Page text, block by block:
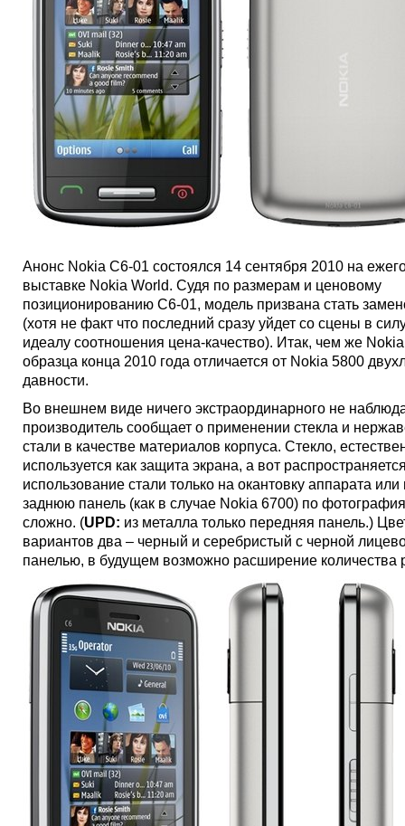
Анонс Nokia C6-01 состоялся 14 сентября 2010 на
выставке Nokia World. Судя по размерам и ценовому
позиционированию C6-01, модель призвана стать
(хотя не факт что последний сразу уйдет со сцены в
идеалу соотношения цена-качество). Итак, чем же
образца конца 2010 года отличается от Nokia 5800
давности.
Во внешнем виде ничего экстраординарного не
производитель сообщает о применении стекла и
стали в качестве материалов корпуса. Стекло,
используется как защита экрана, а вот
использование стали только на окантовку аппарата
заднюю панель (как в случае Nokia 6700) по
сложно. (UPD: из металла только передняя панель.)
вариантов два – черный и серебристый с черной
панелью, в будущем возможно расширение количества